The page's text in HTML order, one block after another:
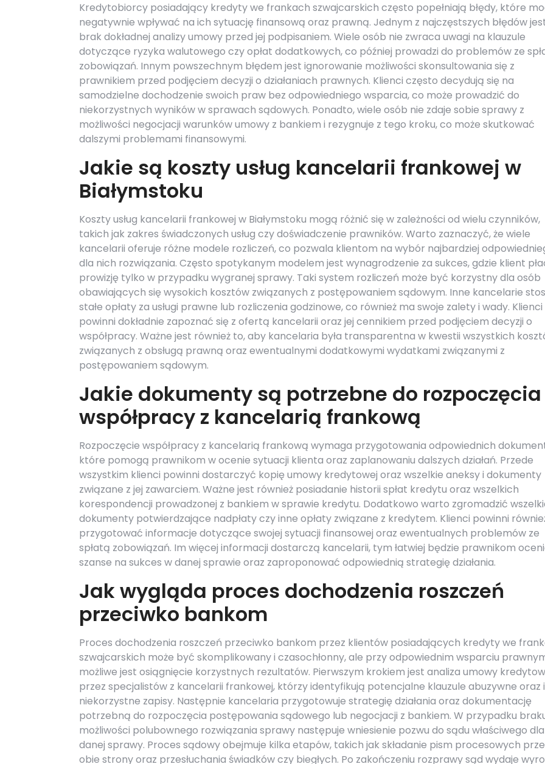
Kredytobiorcy posiadający kredyty we frankach szwajcarskich często popełniają błędy, które
negatywnie wpływać na ich sytuację finansową oraz prawną. Jednym z najczęstszych błędów
brak dokładnej analizy umowy przed jej podpisaniem. Wiele osób nie zwraca uwagi na klauzule
dotyczące ryzyka walutowego czy opłat dodatkowych, co później prowadzi do problemów ze
zobowiązań. Innym powszechnym błędem jest ignorowanie możliwości skonsultowania się z
prawnikiem przed podjęciem decyzji o działaniach prawnych. Klienci często decydują się na
samodzielne dochodzenie swoich praw bez odpowiedniego wsparcia, co może prowadzić do
niekorzystnych wyników w sprawach sądowych. Ponadto, wiele osób nie zdaje sobie sprawy z
możliwości negocjacji warunków umowy z bankiem i rezygnuje z tego kroku, co może skutkować
dalszymi problemami finansowymi.
Jakie są koszty usług kancelarii frankowej w
Białymstoku
Koszty usług kancelarii frankowej w Białymstoku mogą różnić się w zależności od wielu czynników,
takich jak zakres świadczonych usług czy doświadczenie prawników. Warto zaznaczyć, że wiele
kancelarii oferuje różne modele rozliczeń, co pozwala klientom na wybór najbardziej
dla nich rozwiązania. Często spotykanym modelem jest wynagrodzenie za sukces, gdzie klient
prowizję tylko w przypadku wygranej sprawy. Taki system rozliczeń może być korzystny dla osób
obawiających się wysokich kosztów związanych z postępowaniem sądowym. Inne kancelarie
stałe opłaty za usługi prawne lub rozliczenia godzinowe, co również ma swoje zalety i wady. Klienci
powinni dokładnie zapoznać się z ofertą kancelarii oraz jej cennikiem przed podjęciem decyzji o
współpracy. Ważne jest również to, aby kancelaria była transparentna w kwestii wszystkich
związanych z obsługą prawną oraz ewentualnymi dodatkowymi wydatkami związanymi z
postępowaniem sądowym.
Jakie dokumenty są potrzebne do rozpoczęcia
współpracy z kancelarią frankową
Rozpoczęcie współpracy z kancelarią frankową wymaga przygotowania odpowiednich
które pomogą prawnikom w ocenie sytuacji klienta oraz zaplanowaniu dalszych działań. Przede
wszystkim klienci powinni dostarczyć kopię umowy kredytowej oraz wszelkie aneksy i dokumenty
związane z jej zawarciem. Ważne jest również posiadanie historii spłat kredytu oraz wszelkich
korespondencji prowadzonej z bankiem w sprawie kredytu. Dodatkowo warto zgromadzić
dokumenty potwierdzające nadpłaty czy inne opłaty związane z kredytem. Klienci powinni
przygotować informacje dotyczące swojej sytuacji finansowej oraz ewentualnych problemów ze
spłatą zobowiązań. Im więcej informacji dostarczą kancelarii, tym łatwiej będzie prawnikom
szanse na sukces w danej sprawie oraz zaproponować odpowiednią strategię działania.
Jak wygląda proces dochodzenia roszczeń
przeciwko bankom
Proces dochodzenia roszczeń przeciwko bankom przez klientów posiadających kredyty we
szwajcarskich może być skomplikowany i czasochłonny, ale przy odpowiednim wsparciu
możliwe jest osiągnięcie korzystnych rezultatów. Pierwszym krokiem jest analiza umowy
przez specjalistów z kancelarii frankowej, którzy identyfikują potencjalne klauzule abuzywne oraz
niekorzystne zapisy. Następnie kancelaria przygotowuje strategię działania oraz dokumentację
potrzebną do rozpoczęcia postępowania sądowego lub negocjacji z bankiem. W przypadku
możliwości polubownego rozwiązania sprawy następuje wniesienie pozwu do sądu właściwego dla
danej sprawy. Proces sądowy obejmuje kilka etapów, takich jak składanie pism procesowych
obie strony oraz przesłuchania świadków czy biegłych. Po zakończeniu rozprawy sąd wydaje